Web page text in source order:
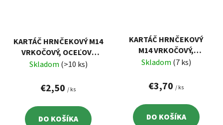
KARTÁČ HRNČEKOVÝ M14
VRKOČOVÝ, OCEĽOVÝ
DRÔT 0,5MM, 65MM
Skladom (>10 ks)
€2,50 / ks
DO KOŠÍKA
KARTÁČ HRNČEKOVÝ
M14 VRKOČOVÝ,
OCEĽOVÝ DRÔT 0,5MM,
Skladom (7 ks)
€3,70 / ks
DO KOŠÍKA